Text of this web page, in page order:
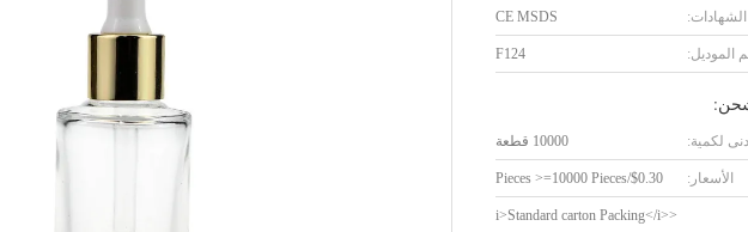
الشهادات: CE MSDS
الموديل: F124
لكمية: 10000 قطعة
الأسعار: $0.30/Pieces >=10000 Pieces
<i>Standard carton Packing</i>